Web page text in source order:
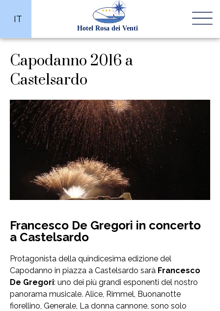
IT
Capodanno 2016 a
Castelsardo
Francesco De Gregori in concerto
a Castelsardo
Protagonista della quindicesima edizione del
Capodanno in piazza a Castelsardo sarà Francesco
De Gregori: uno dei più grandi esponenti del nostro
panorama musicale. Alice, Rimmel, Buonanotte
fiorellino, Generale, La donna cannone, sono solo